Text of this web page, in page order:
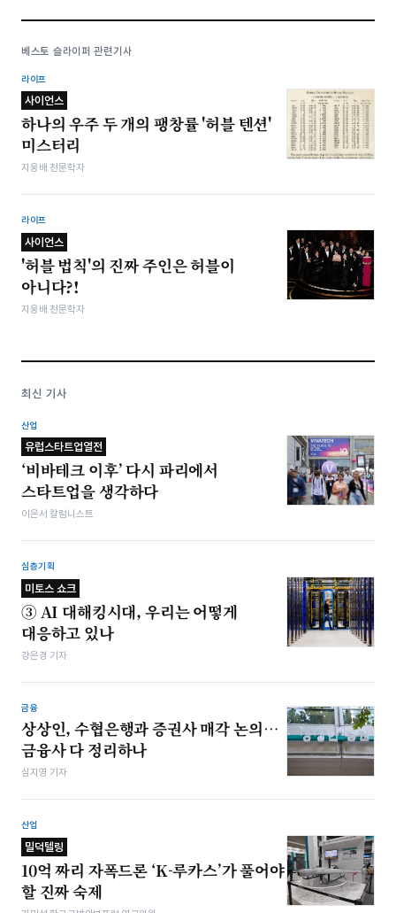
베스토 슬라이퍼 관련기사
라이프
사이언스
하나의 우주 두 개의 팽창률 '허블 텐션'
미스터리
지웅배 천문학자
라이프
사이언스
'허블 법칙'의 진짜 주인은 허블이
아니다?!
지웅배 천문학자
최신 기사
산업
유럽스타트업열전
‘비바테크 이후’ 다시 파리에서
스타트업을 생각하다
이은서 칼럼니스트
심층기획
미토스 쇼크
③ AI 대해킹시대, 우리는 어떻게
대응하고 있나
강은경 기자
금융
상상인, 수협은행과 증권사 매각 논의…
금융사 다 정리하나
심지영 기자
산업
밀덕텔링
10억 짜리 자폭드론 ‘K-루카스’가 풀어야
할 진짜 숙제